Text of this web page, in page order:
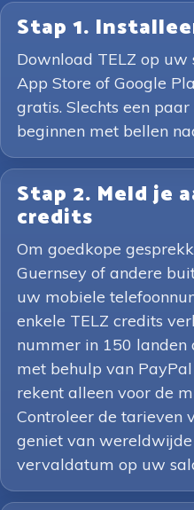
Stap 1.
Download TELZ op
App Store of Google
gratis. Slechts een
beginnen met bellen
Stap 2. Meld je
credits
Om goedkope
Guernsey of andere
uw mobiele
enkele TELZ credits
nummer in 150
met behulp van
rekent alleen voor de
Controleer de tarieven
geniet van
vervaldatum op uw